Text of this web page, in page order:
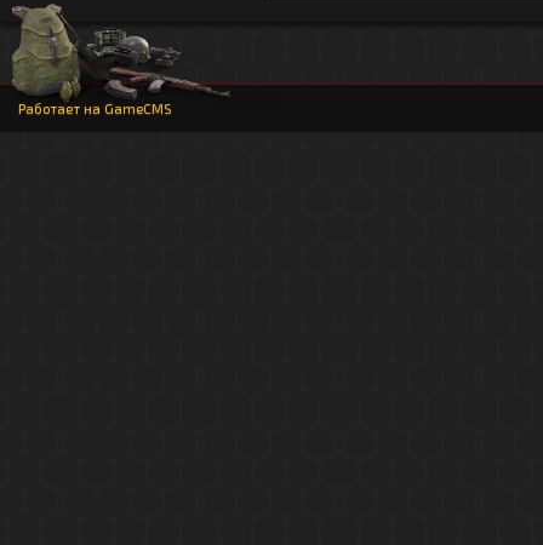
Работает на GameCMS